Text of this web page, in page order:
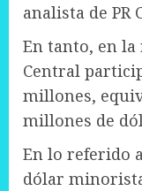
analista de PR
En tanto, en la
Central
millones,
millones de
En lo referido
dólar